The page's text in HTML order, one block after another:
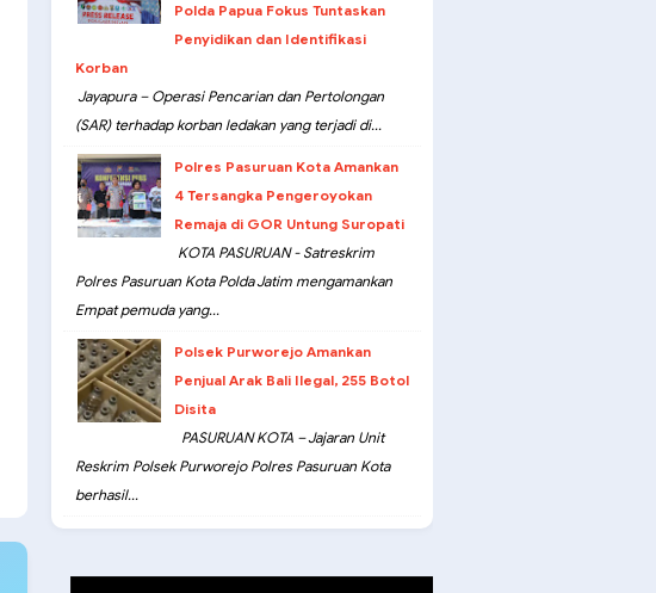
Polda Papua Fokus Tuntaskan
Penyidikan dan Identifikasi
Korban
Jayapura – Operasi Pencarian dan Pertolongan
(SAR) terhadap korban ledakan yang terjadi di...
Polres Pasuruan Kota Amankan
4 Tersangka Pengeroyokan
Remaja di GOR Untung Suropati
KOTA PASURUAN - Satreskrim
Polres Pasuruan Kota Polda Jatim mengamankan
Empat pemuda yang...
Polsek Purworejo Amankan
Penjual Arak Bali Ilegal, 255 Botol
Disita
PASURUAN KOTA – Jajaran Unit
Reskrim Polsek Purworejo Polres Pasuruan Kota
berhasil...